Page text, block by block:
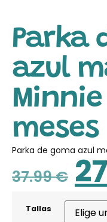
Parka
azul
Minnie
meses
Parka de goma azul
37.99€
Tallas